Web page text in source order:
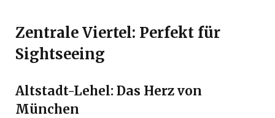
Zentrale Viertel: Perfekt für
Sightseeing
Altstadt-Lehel: Das Herz von
München